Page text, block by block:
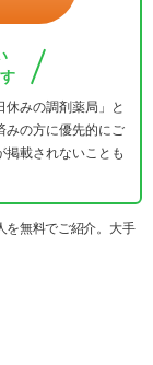
休みの調剤薬局」と
みの方に優先的にご
掲載されないことも
を無料でご紹介。大手